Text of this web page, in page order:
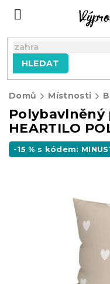
HLEDAT
Domů Místnosti
HEARTILO
-15 % s kódem: